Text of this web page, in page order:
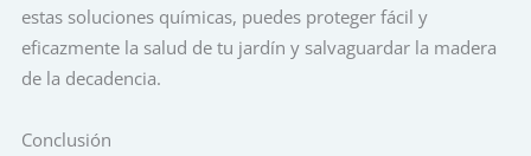
estas soluciones químicas, puedes proteger fácil y
eficazmente la salud de tu jardín y salvaguardar la madera
de la decadencia.
Conclusión